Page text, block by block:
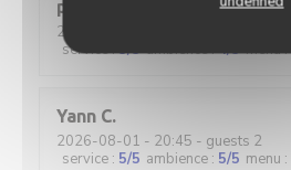
pascal
2026-07-30
service:5/5 ambience:4/5 menu:
Yann C
2026-08-01 - 20:45 - guests 2
service : 5/5 ambience : 5/5 menu :